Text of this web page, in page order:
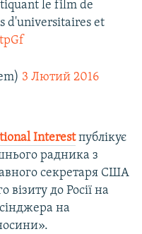
le film de
d'universitaires et
3 Лютий 2016
Interestпублікує
радника з
секретаря США
візиту до Росії на
на